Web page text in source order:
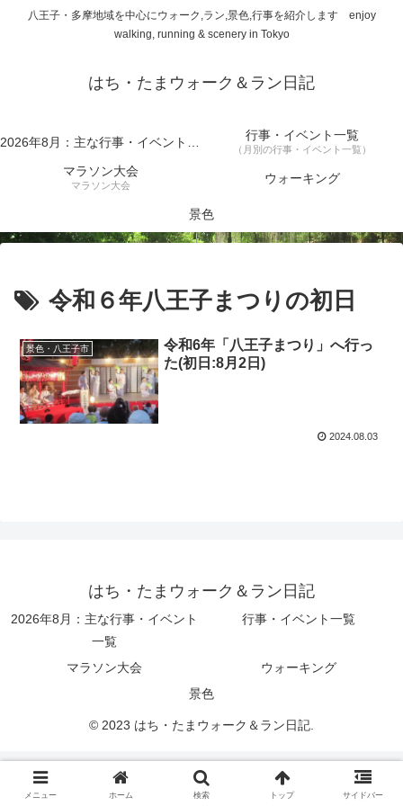
八王子・多摩地域を中心にウォーク,ラン,景色,行事を紹介します enjoy
walking, running & scenery in Tokyo
はち・たまウォーク＆ラン日記
2026年8月：主な行事・イベント一覧 行事・イベント一覧
（月別の行事・イベント一覧）
マラソン大会
マラソン大会 ウォーキング
景色
令和６年八王子まつりの初日
景色・八王子市
令和6年「八王子まつり」へ行っ
た(初日:8月2日)
2024.08.03
はち・たまウォーク＆ラン日記
2026年8月：主な行事・イベント
一覧
行事・イベント一覧
マラソン大会
ウォーキング
景色
© 2023 はち・たまウォーク＆ラン日記.
メニュー ホーム 検索 トップ サイドバー